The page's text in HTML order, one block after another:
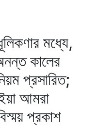
মধ্যে,
কালের
প্রসারিত;
আমরা
প্রকাশ